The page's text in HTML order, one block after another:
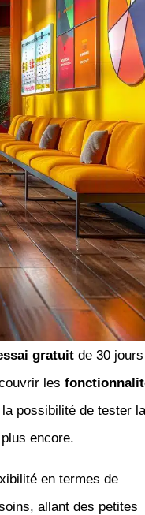
gratuitde 30
les
possibilité de tester
encore.
en termes de
allant des petites